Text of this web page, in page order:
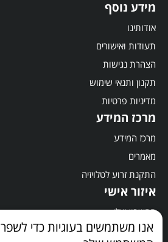
מידע נוסף
אודותינו
תעודות ואישורים
הצהרת נגישות
תקנון ותנאי שימוש
מדיניות פרטיות
מרכז המידע
מרכז המידע
מאמרים
התקנת זרוע לטלויזיה
איזור אישי
החשבון שלי
סל קניות
אנו משתמשים בעוגיות כדי לשפר